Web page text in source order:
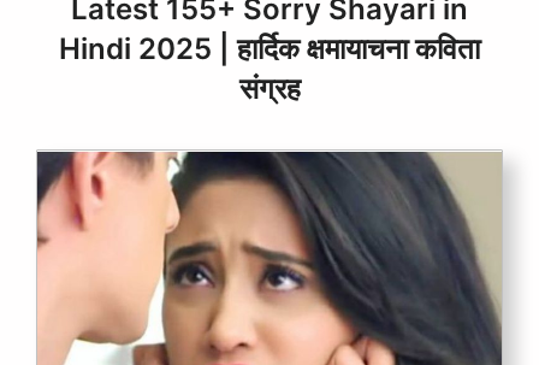
Latest 155+ Sorry Shayari in
Hindi 2025 | हार्दिक क्षमायाचना कविता
संग्रह